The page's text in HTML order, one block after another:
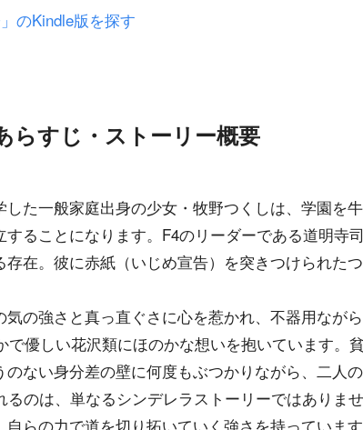
のKindle版を探す
らすじ・ストーリー概要
た一般家庭出身の少女・牧野つくしは、学園を
ることになります。F4のリーダーである道明寺
存在。彼に赤紙（いじめ宣告）を突きつけられた
の強さと真っ直ぐさに心を惹かれ、不器用なが
で優しい花沢類にほのかな想いを抱いています。
ない身分差の壁に何度もぶつかりながら、二人
るのは、単なるシンデレラストーリーではありま
らの力で道を切り拓いていく強さを持っていま